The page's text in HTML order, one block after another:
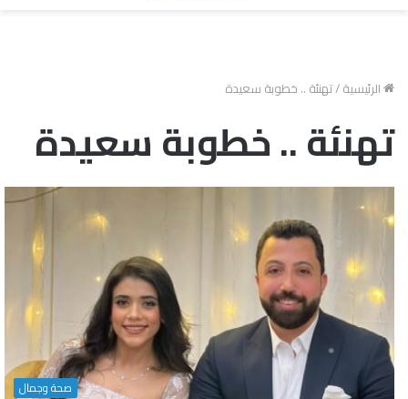
الرئيسية/تهنئة .. خطوبة سعيدة
تهنئة .. خطوبة سعيدة
صحة وجمال